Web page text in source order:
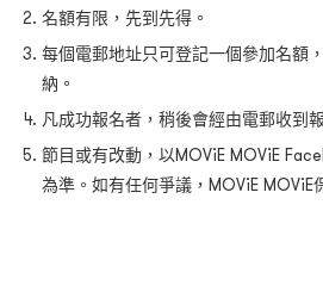
名額有限，先到先得。
每個電郵地址只可登記一個參加名額
納。
凡成功報名者，稍後會經由電郵收到
節目或有改動，以MOViE MOViE
為準。如有任何爭議，MOViE MOViE